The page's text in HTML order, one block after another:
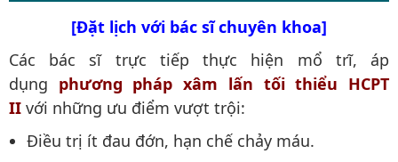
[Đặt lịch với bác sĩ chuyên khoa]
Các bác sĩ trực tiếp thực hiện mổ trĩ, áp
dụng phương pháp xâm lấn tối thiểu HCPT
II với những ưu điểm vượt trội:
Điều trị ít đau đớn, hạn chế chảy máu.